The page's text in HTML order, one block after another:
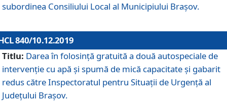
subordinea Consiliului Local al Municipiului Brașov.
840/10.12.2019
Titlu: Darea în folosință gratuită a două autospeciale de
intervenție cu apă și spumă de mică capacitate și gabarit
redus către Inspectoratul pentru Situaţii de Urgenţă al
Judeţului Brașov.